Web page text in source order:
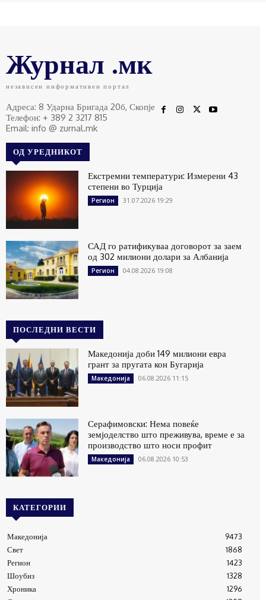
Журнал .мк
независен информативен портал
Адреса: 8 Ударна Бригада 20б, Скопје
Телефон: + 389 2 3217 815
Email: info @ zurnal.mk
ОД УРЕДНИКОТ
Екстремни температури: Измерени 43
степени во Турција
Регион 31.07.2026 19:29
САД го ратификуваа договорот за заем
од 302 милиони долари за Албанија
Регион 04.08.2026 19:08
ПОСЛЕДНИ ВЕСТИ
Македонија доби 149 милиони евра
грант за пругата кон Бугарија
Македонија 06.08.2026 11:15
Серафимовски: Нема повеќе
земјоделство што преживува, време е за
производство што носи профит
Македонија 06.08.2026 10:53
КАТЕГОРИИ
Македонија
9473
Свет
1868
Регион
1423
Шоубиз
1328
Хроника
1296